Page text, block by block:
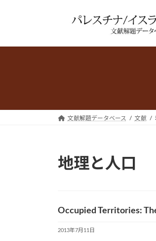
文献解題データベース 文献
地理と人口
Occupied Territories:
2013年7月11日